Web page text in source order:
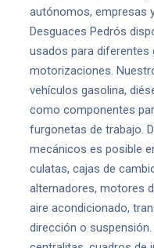
autónomos, empresas
Desguaces Pedrós
usados para diferentes
motorizaciones.
vehículos gasolina,
como componentes
furgonetas de trabajo.
mecánicos es posible
culatas, cajas de
alternadores, motores
aire acondicionado,
dirección o